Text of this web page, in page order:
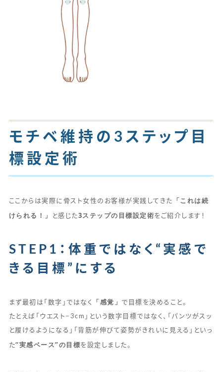
モチベ維持の3ステップ目
標設定術
ここからは実際に骨スト女性のお客様が実践してきた
「これは続
けられる！」
と感じた3ステップの目標設定術をご紹介します！
STEP1：体重ではなく“実感で
きる目標”にする
まず最初は「数字」ではなく 「感覚」 で目標を決めること。
たとえば「ウエスト−3cm」という数字目標ではなく、「パンツがスッ
と履けるようになる」「背筋が伸びて姿勢がきれいに見える」といっ
た“実感ベース”の目標を設定しました。